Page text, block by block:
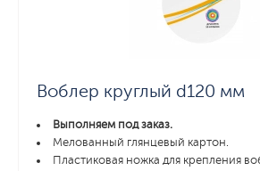
Воблер круглый d120 мм
Выполняем под заказ.
Мелованный глянцевый картон.
Пластиковая ножка для крепления